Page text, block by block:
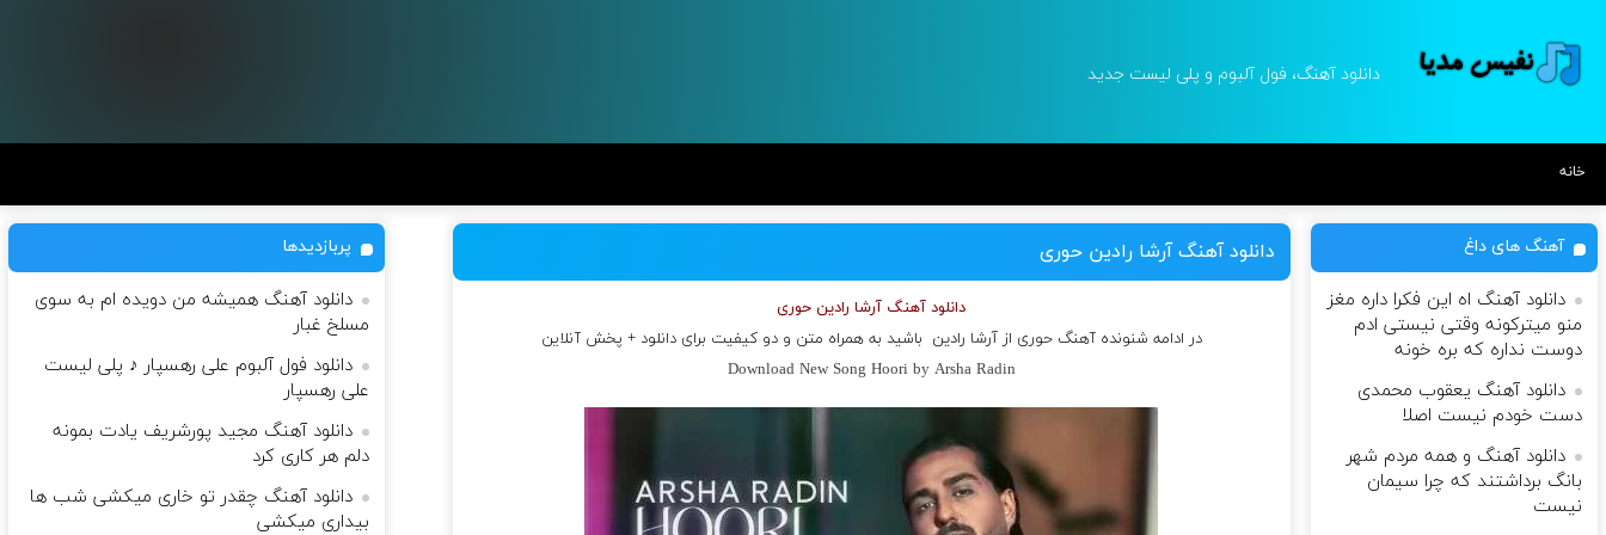
دانلود آهنگ، فول آلبوم و پلی لیست جدید
خانه
دانلود آهنگ آرشا رادین حوری
دانلود آهنگ آرشا رادین حوری
در ادامه شنونده آهنگ حوری ازآرشا رادین باشید به همراه متن و دو کیفیت برای دانلود + پخش آنلاین
Download New Song Hoori by Arsha Radin
آهنگ های داغ
دانلود آهنگ اه این فکرا داره مغز
منو میترکونه وقتی نیستی ادم
دوست نداره که بره خونه
دانلود آهنگ یعقوب محمدی
دست خودم نیست اصلا
دانلود آهنگ و همه مردم شهر
بانگ برداشتند که چرا سیمان
نیست
پربازدیدها
دانلود آهنگ همیشه من دویده ام به سوی
مسلخ غبار
دانلود فول آلبوم علی رهسپار ♪ پلی لیست
علی رهسپار
دانلود آهنگ مجید پورشریف یادت بمونه
دلم هر کاری کرد
دانلود آهنگ چقدر تو خاری میکشی شب ها
بیداری میکشی